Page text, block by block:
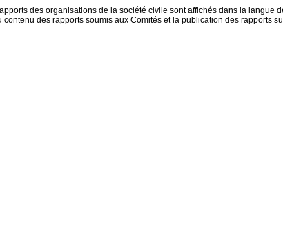
des organisations de la société civile sont affichés dans la langue
contenu des rapports soumis aux Comités et la publication des rapports